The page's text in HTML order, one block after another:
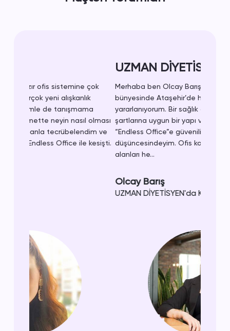
UZMAN DİYETİSYEN
Merhaba ben Olcay Barış, "Endless Office”
bünyesinde Ataşehir’de hazır ofis hizmetinden
yararlanıyorum. Bir sağlık çalışanı olarak, pandemi
şartlarına uygun bir yapı ve sakin bir ortam olması
“Endless Office”e güvenilir bir değer katıyor
düşüncesindeyim. Ofis konseptleri, paylaşımlı ofis
UZMAN DİYETİSYEN'da Kurucu